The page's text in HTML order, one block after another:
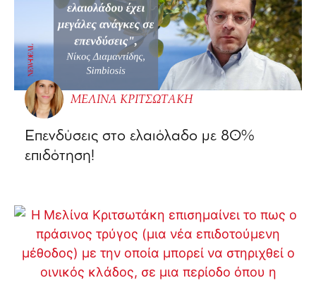
ΜΕΛΙΝΑ ΚΡΙΤΣΩΤΑΚΗ
Επενδύσεις στο ελαιόλαδο με 80%
επιδότηση!